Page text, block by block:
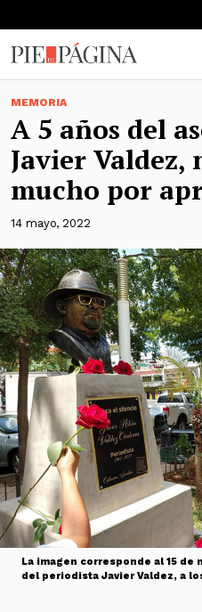
MEMORIA
A 5 años del
Javier Valdez,
mucho por
14 mayo, 2022
La imagen corresponde al 15 de
del periodista Javier Valdez, a